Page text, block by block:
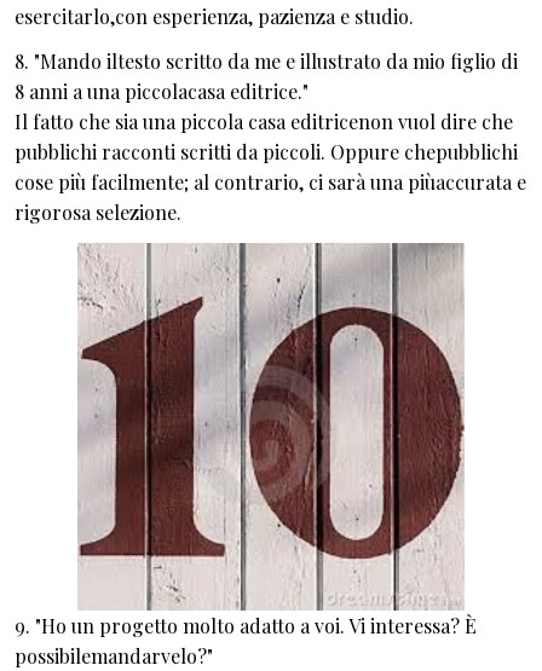
esercitarlo,con esperienza, pazienza e studio.
8. "Mando iltesto scritto da me e illustrato da mio figlio di
8 anni a una piccolacasa editrice."
Il fatto che sia una piccola casa editricenon vuol dire che
pubblichi racconti scritti da piccoli. Oppure chepubblichi
cose più facilmente; al contrario, ci sarà una piùaccurata e
rigorosa selezione.
9. "Ho un progetto molto adatto a voi. Vi interessa? È
possibilemandarvelo?"